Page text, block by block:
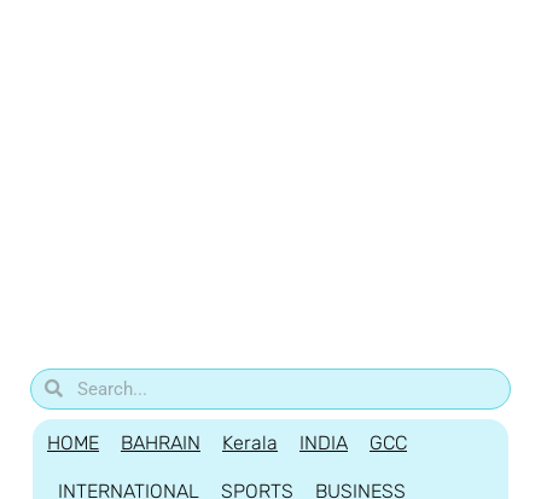
HOME BAHRAIN Kerala INDIA GCC
INTERNATIONAL SPORTS BUSINESS